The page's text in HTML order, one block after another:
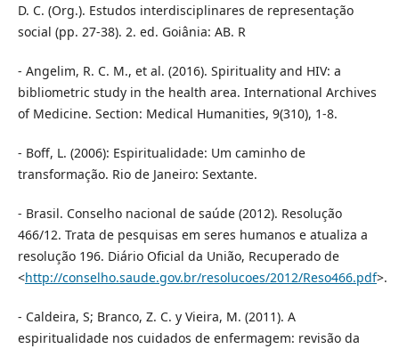
D. C. (Org.). Estudos interdisciplinares de representação
social (pp. 27-38). 2. ed. Goiânia: AB. R
- Angelim, R. C. M., et al. (2016). Spirituality and HIV: a
bibliometric study in the health area. International Archives
of Medicine. Section: Medical Humanities, 9(310), 1-8.
- Boff, L. (2006): Espiritualidade: Um caminho de
transformação. Rio de Janeiro: Sextante.
- Brasil. Conselho nacional de saúde (2012). Resolução
466/12. Trata de pesquisas em seres humanos e atualiza a
resolução 196. Diário Oficial da União, Recuperado de
<http://conselho.saude.gov.br/resolucoes/2012/Reso466.pdf>.
- Caldeira, S; Branco, Z. C. y Vieira, M. (2011). A
espiritualidade nos cuidados de enfermagem: revisão da